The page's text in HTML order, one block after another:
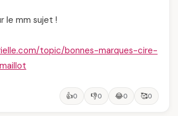
le mm sujet !
topic/bonnes-marques-cire-
👍0 👎0 😂0 🥰0